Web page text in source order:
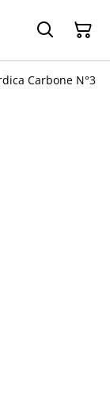
Carbone N°3